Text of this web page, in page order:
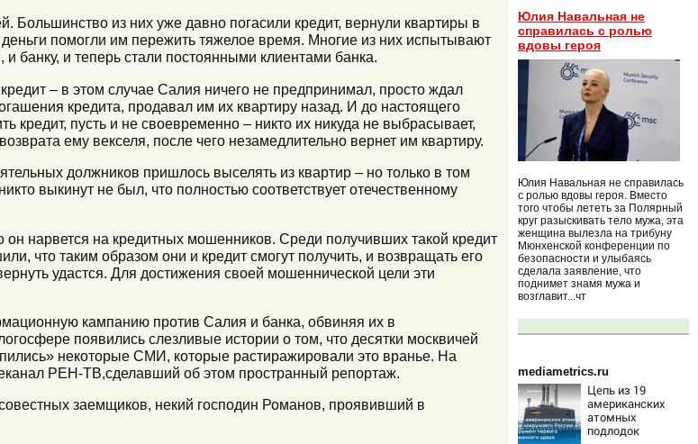
Большинство из них уже давно погасили кредит, вернули квартиры в
помогли им пережить тяжелое время. Многие из них испытывают
банку, и теперь стали постоянными клиентами банка.
– в этом случае Салия ничего не предпринимал, просто ждал
кредита, продавал им их квартиру назад. И до настоящего
кредит, пусть и не своевременно – никто их никуда не выбрасывает,
ему векселя, после чего незамедлительно вернет им квартиру.
должников пришлось выселять из квартир – но только в том
выкинут не был, что полностью соответствует отечественному
нарвется на кредитных мошенников. Среди получивших такой кредит
что таким образом они и кредит смогут получить, и возвращать его
удастся. Для достижения своей мошеннической цели эти
кампанию против Салия и банка, обвиняя их в
появились слезливые истории о том, что десятки москвичей
некоторые СМИ, которые растиражировали это вранье. На
РЕН-ТВ,сделавший об этом пространный репортаж.
заемщиков, некий господин Романов, проявивший в
Юлия Навальная не
справилась с ролью
вдовы героя
Юлия Навальная не справилась
с ролью вдовы героя. Вместо
того чтобы лететь за Полярный
круг разыскивать тело мужа, эта
женщина вылезла на трибуну
Мюнхенской конференции по
безопасности и улыбаясь
сделала заявление, что
поднимет знамя мужа и
возглавит...чт
mediametrics.ru
Цепь из 19
американских
атомных
подлодок